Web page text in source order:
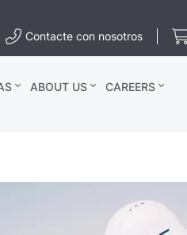
Contacte con nosotros
ABOUT US
CAREERS